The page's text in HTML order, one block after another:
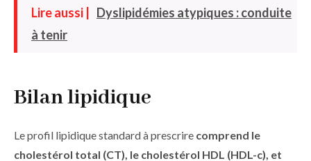
Lire aussi |
Dyslipidémies atypiques : conduite
à tenir
Bilan lipidique
Le profil lipidique standard à prescrire comprend le
cholestérol total (CT), le cholestérol HDL (HDL-c), et